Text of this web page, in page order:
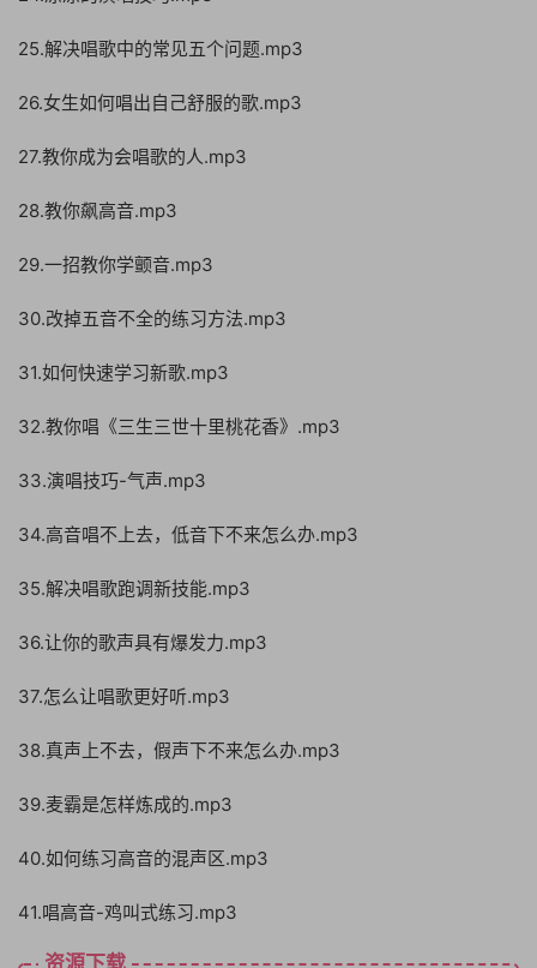
25.解决唱歌中的常见五个问题.mp3
26.女生如何唱出自己舒服的歌.mp3
27.教你成为会唱歌的人.mp3
28.教你飙高音.mp3
29.一招教你学颤音.mp3
30.改掉五音不全的练习方法.mp3
31.如何快速学习新歌.mp3
32.教你唱《三生三世十里桃花香》.mp3
33.演唱技巧-气声.mp3
34.高音唱不上去，低音下不来怎么办.mp3
35.解决唱歌跑调新技能.mp3
36.让你的歌声具有爆发力.mp3
37.怎么让唱歌更好听.mp3
38.真声上不去，假声下不来怎么办.mp3
39.麦霸是怎样炼成的.mp3
40.如何练习高音的混声区.mp3
41.唱高音-鸡叫式练习.mp3
资源下载